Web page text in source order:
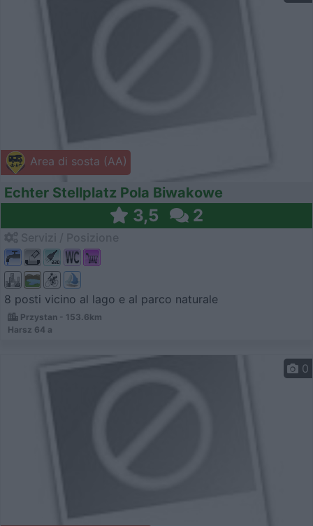
Area di sosta (AA)
Echter Stellplatz Pola Biwakowe
3,5 2
8 posti vicino al lago e al parco naturale
Przystan - 153.6km
Harsz 64 a
0